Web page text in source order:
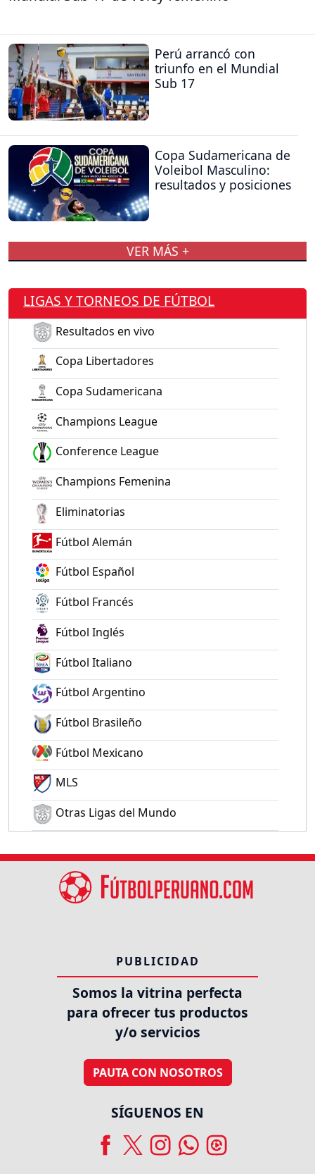
Perú arrancó con
triunfo en el Mundial
Sub 17
Copa Sudamericana de
Voleibol Masculino:
resultados y posiciones
VER MÁS +
LIGAS Y TORNEOS DE FÚTBOL
Resultados en vivo
Copa Libertadores
Copa Sudamericana
Champions League
Conference League
Champions Femenina
Eliminatorias
Fútbol Alemán
Fútbol Español
Fútbol Francés
Fútbol Inglés
Fútbol Italiano
Fútbol Argentino
Fútbol Brasileño
Fútbol Mexicano
MLS
Otras Ligas del Mundo
PUBLICIDAD
Somos la vitrina perfecta
para ofrecer tus productos
y/o servicios
PAUTA CON NOSOTROS
SÍGUENOS EN